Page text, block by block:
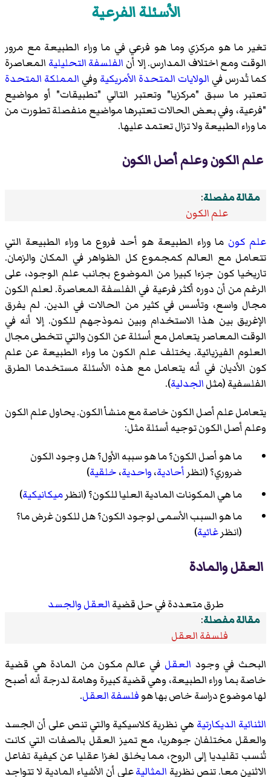
الأسئلة الفرعية
تغير ما هو مركزي وما هو فرعي في ما وراء الطبيعة مع مرور
الوقت ومع اختلاف المدارس. إلا أن الفلسفة التحليلية المعاصرة
كما تُدرس في الولايات المتحدة الأمريكية وفي المملكة المتحدة
تعتبر ما سبق "مركزيا" وتعتبر التالي "تطبيقات" أو مواضيع
"فرعية، وفي بعض الحالات تعتبرها مواضيع منفصلة تطورت من
ما وراء الطبيعة ولا تزال تعتمد عليها.
علم الكون وعلم أصل الكون
مقالة مفصلة:
علم الكون
علم كون ما وراء الطبيعة هو أحد فروع ما وراء الطبيعة التي
تتعامل مع العالم كمجموع كل الظواهر في المكان والزمان.
تاريخيا كون جزءا كبيرا من الموضوع بجانب علم الوجود، على
الرغم من أن دوره أكثر فرعية في الفلسفة المعاصرة. لعلم الكون
مجال واسع، وتأسس في كثير من الحالات في الدين. لم يفرق
الإغريق بين هذا الاستخدام وبين نموذجهم للكون. إلا أنه في
الوقت المعاصر يتعامل مع أسئلة عن الكون والتي تتخطى مجال
العلوم الفيزيائية. يختلف علم الكون ما وراء الطبيعة عن علم
كون الأديان في أنه يتعامل مع هذه الأسئلة مستخدما الطرق
الفلسفية (مثلالجدلية).
يتعامل علم أصل الكون خاصة مع منشأ الكون. يحاول علم الكون
وعلم أصل الكون توجيه أسئلة مثل:
ما هو أصل الكون؟ ما هو سببه الأول؟ هل وجود الكون
ضروري؟ (انظرأحادية،واحدية،خلقية)
ما هي المكونات المادية العليا للكون؟ (انظرميكانيكية)
ما هو السبب الأسمى لوجود الكون؟ هل للكون غرض ما؟
(انظرغائية)
العقل والمادة
طرق متعددة في حل قضيةالعقلوالجسد
مقالة مفصلة:
فلسفة العقل
البحث في وجود العقل في عالم مكون من المادة هي قضية
خاصة بما وراء الطبيعة، وهي قضية كبيرة وهامة لدرجة أنه أصبح
لها موضوع دراسة خاص بها هوفلسفة العقل.
الثنائية الديكارتية هي نظرية كلاسيكية والتي تنص على أن الجسد
والعقل مختلفان جوهريا، مع تميز العقل بالصفات التي كانت
تُنسب تقليديا إلى الروح، مما يخلق لغزا عقليا عن كيفية تفاعل
الاثنين معا. تنص نظرية المثاليةعلى أن الأشياء المادية لا تتواجد